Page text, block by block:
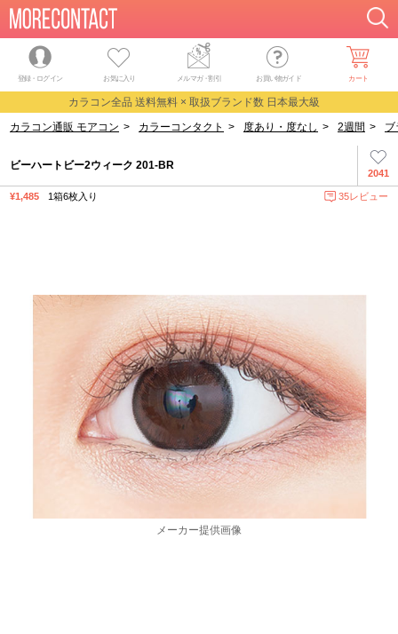
登録・ログイン お気に入り メルマガ・割引 お買い物ガイド カート
カラコン全品 送料無料 × 取扱ブランド数 日本最大級
カラコン通販 モアコン > カラーコンタクト > 度あり・度なし > 2週間 > ブ
2041
ビーハートビー2ウィーク 201-BR
¥1,485 1箱6枚入り 35レビュー